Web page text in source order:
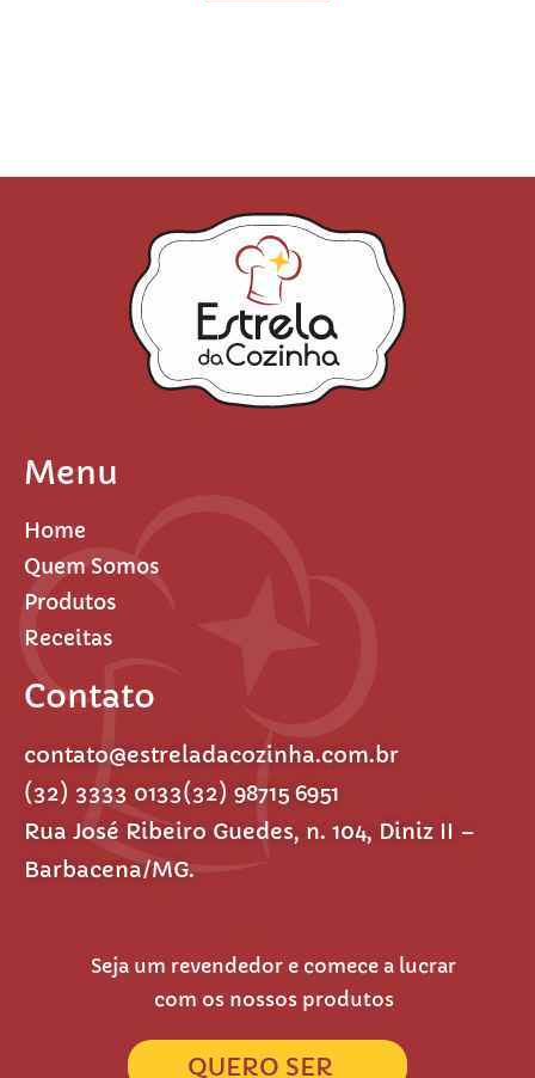
Menu
Home
Quem Somos
Produtos
Receitas
Contato
contato@estreladacozinha.com.br
(32) 3333 0133(32) 98715 6951
Rua José Ribeiro Guedes, n. 104, Diniz II –
Barbacena/MG.
Seja um revendedor e comece a lucrar
com os nossos produtos
QUERO SER